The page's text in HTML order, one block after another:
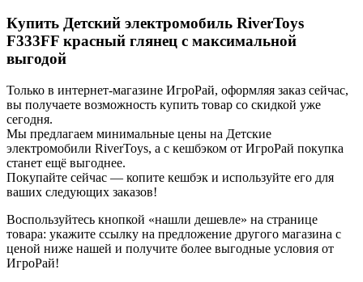
Купить Детский электромобиль RiverToys
F333FF красный глянец с максимальной
выгодой
Только в интернет-магазине ИгроРай, оформляя заказ сейчас,
вы получаете возможность купить товар со скидкой уже
сегодня.
Мы предлагаем минимальные цены на Детские
электромобили RiverToys, а с кешбэком от ИгроРай покупка
станет ещё выгоднее.
Покупайте сейчас — копите кешбэк и используйте его для
ваших следующих заказов!
Воспользуйтесь кнопкой «нашли дешевле» на странице
товара: укажите ссылку на предложение другого магазина с
ценой ниже нашей и получите более выгодные условия от
ИгроРай!